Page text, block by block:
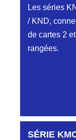
Aucune
fiches
rangée.
flottant
Les séries
/ KND,
de cartes 2
rangées.
Aucune
SÉRIE